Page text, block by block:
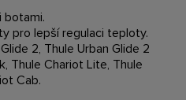
botami.
pro lepší regulaci teploty.
2, Thule Urban Glide 2
Thule Chariot Lite, Thule
Cab.